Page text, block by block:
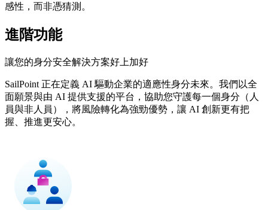
感性，而非憑猜測。
進階功能
讓您的身分安全解決方案好上加好
SailPoint 正在定義 AI 驅動企業的適應性身分未來。我們以全
面願景與由 AI 提供支援的平台，協助您守護每一個身分（人
員與非人員），將風險轉化為強勁優勢，讓 AI 創新更有把
握、推進更安心。